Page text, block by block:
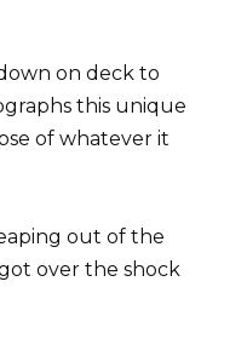
on deck to
this unique
of whatever it
out of the
over the shock